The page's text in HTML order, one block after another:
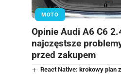
MOTO
Opinie Audi A6 C6
najczęstsze
przed zakupem
React Native: krokowy plan